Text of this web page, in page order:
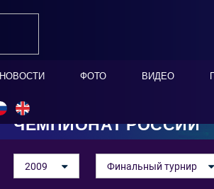
НОВОСТИ ФОТО ВИДЕО
ЧЕМПИОНАТ РОССИИ
2009 Финальный турнир